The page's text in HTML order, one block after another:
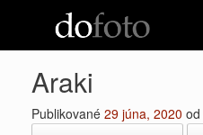
Araki
Publikované 29 júna, 2020 od